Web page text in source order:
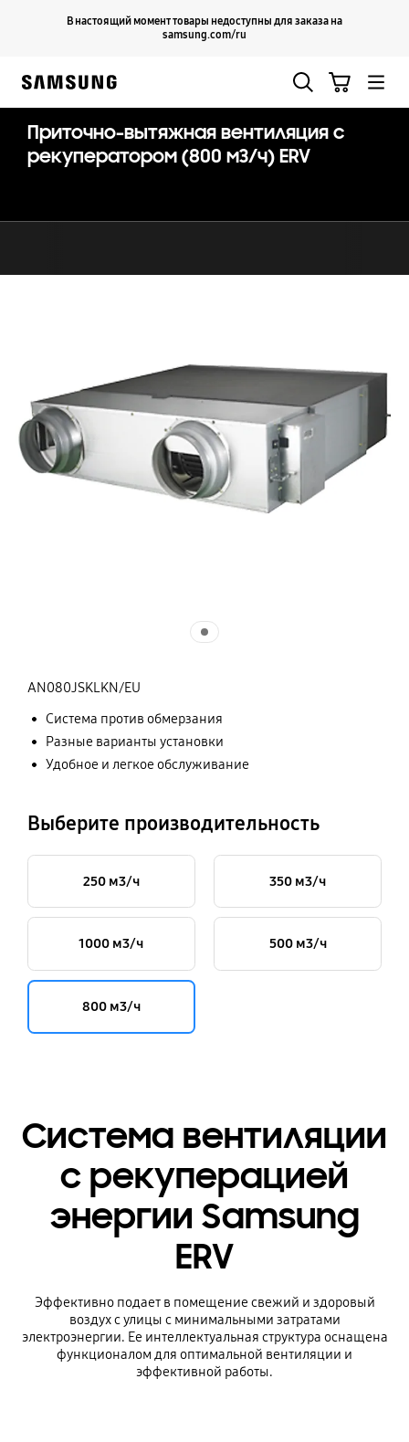
В настоящий момент товары недоступны для заказа на
samsung.com/ru
Продолжить
Приточно-вытяжная вентиляция с
рекуператором (800 м3/ч) ERV
AN080JSKLKN/EU
Система против обмерзания
Разные варианты установки
Удобное и легкое обслуживание
Выберите производительность
250 м3/ч 350 м3/ч
1000 м3/ч 500 м3/ч
800 м3/ч
Система вентиляции
с рекуперацией
энергии Samsung
ERV
Эффективно подает в помещение свежий и здоровый
воздух с улицы с минимальными затратами
электроэнергии. Ее интеллектуальная структура оснащена
функционалом для оптимальной вентиляции и
эффективной работы.